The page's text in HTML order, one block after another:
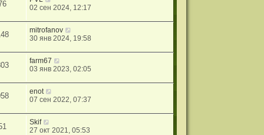
ю
щ
н
и
ю
02 сен 2024, 12:17
mitrofanov
30 янв 2024, 19:58
farm67
03 янв 2023, 02:05
enot
07 сен 2022, 07:37
Skif
27 окт 2021, 05:53